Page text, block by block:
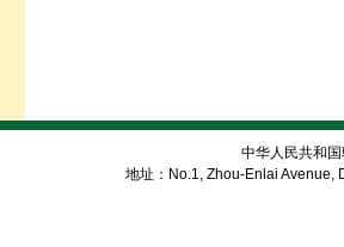
中华人民共和
地址：No.1, Zhou-Enlai Avenue,